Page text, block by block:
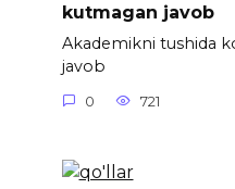
kutmagan javob
Akademikni tushida
javob
0 721